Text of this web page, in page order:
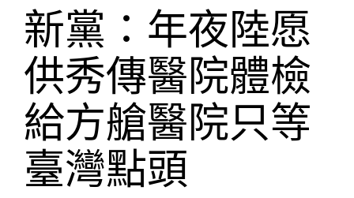
新黨：年夜陸愿
供秀傳醫院體檢
給方艙醫院只等
臺灣點頭